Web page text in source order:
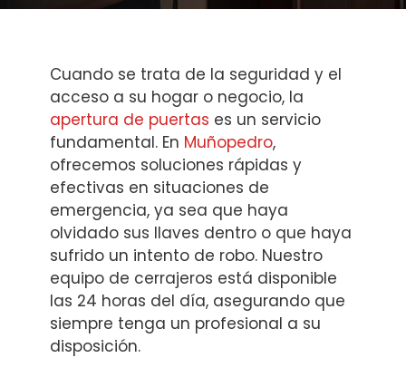
Cuando se trata de la seguridad y el
acceso a su hogar o negocio, la
apertura de puertas es un servicio
fundamental. En Muñopedro,
ofrecemos soluciones rápidas y
efectivas en situaciones de
emergencia, ya sea que haya
olvidado sus llaves dentro o que haya
sufrido un intento de robo. Nuestro
equipo de cerrajeros está disponible
las 24 horas del día, asegurando que
siempre tenga un profesional a su
disposición.